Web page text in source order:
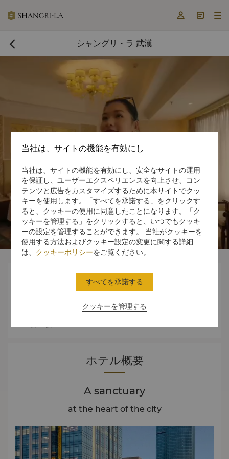
  
 シャングリ・ラ 武漢
 
今すぐ予約する 
 
ホテル概要
A sanctuary
at the heart of the city
当社は、サイトの機能を有効にし
当社は、サイトの機能を有効にし、安全なサイトの運用
を保証し、ユーザーエクスペリエンスを向上させ、コン
テンツと広告をカスタマイズするために本サイトでクッ
キーを使用します。「すべてを承諾する」をクリックす
ると、クッキーの使用に同意したことになります。「ク
ッキーを管理する」をクリックすると、いつでもクッキ
ーの設定を管理することができます。 当社がクッキーを
使用する方法およびクッキー設定の変更に関する詳細
は、 クッキーポリシーをご覧ください。
クッキーを管理する
すべてを承諾する